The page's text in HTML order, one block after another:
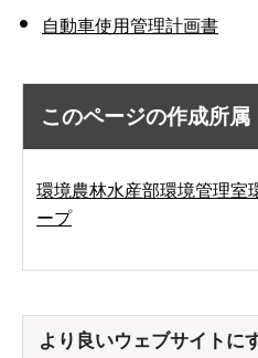
自動車使用管理計画書
このページの作成所属
環境農林水産部環境管理室
ープ
より良いウェブサイトに